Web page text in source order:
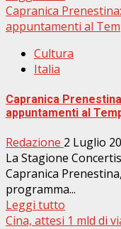
Capranica
appuntamenti al
Cultura
Italia
Capranica
appuntamenti al
Redazione 2 Luglio
La Stagione
Capranica
programma...
Leggi tutto
Cina, attesi 1 mld di